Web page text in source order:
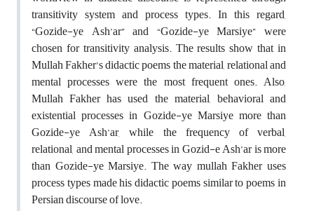
transitivity system and process types. In this regard,
“Gozide-ye Ash’ar” and “Gozide-ye Marsiye” were
chosen for transitivity analysis. The results show that in
Mullah Fakher’s didactic poems the material, relational and
mental processes were the most frequent ones. Also,
Mullah Fakher has used the material, behavioral and
existential processes in Gozide-ye Marsiye more than
Gozide-ye Ash’ar, while the frequency of verbal,
relational, and mental processes in Gozid-e Ash’ar is more
than Gozide-ye Marsiye. The way mullah Fakher uses
process types made his didactic poems similar to poems in
Persian discourse of love.